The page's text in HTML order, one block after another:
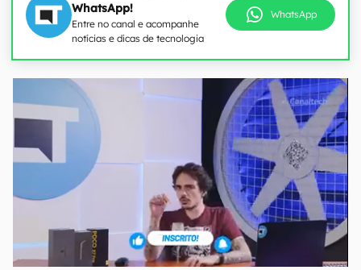
WhatsApp!
Entre no canal e acompanhe
notícias e dicas de tecnologia
WhatsApp